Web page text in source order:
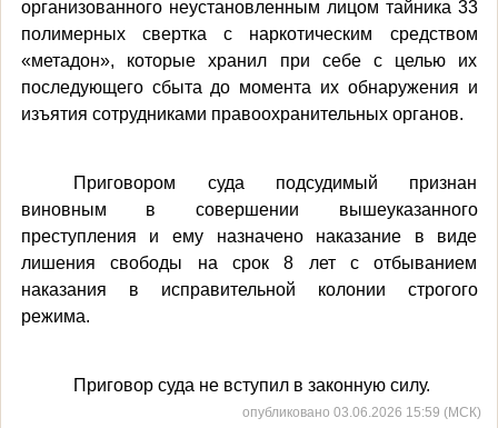
организованного неустановленным лицом тайника 33
полимерных свертка с наркотическим средством
«метадон», которые хранил при себе с целью их
последующего сбыта до момента их обнаружения и
изъятия сотрудниками правоохранительных органов.
Приговором суда подсудимый признан
виновным в совершении вышеуказанного
преступления и ему назначено наказание в виде
лишения свободы на срок 8 лет с отбыванием
наказания в исправительной колонии строгого
режима.
Приговор суда не вступил в законную силу.
опубликовано 03.06.2026 15:59 (МСК)